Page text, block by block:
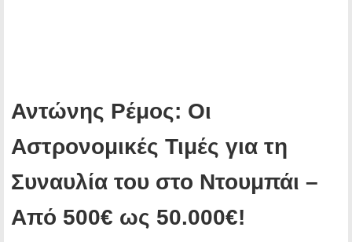
Αντώνης Ρέμος: Οι
Αστρονομικές Τιμές για τη
Συναυλία του στο Ντουμπάι –
Από 500€ ως 50.000€!